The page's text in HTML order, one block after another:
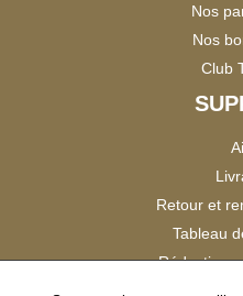
Nos
Nos
Club
Retour et
Tableau
Réduction